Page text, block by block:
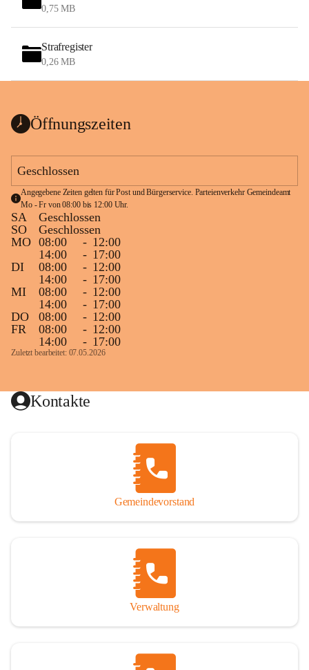
0,75 MB
Strafregister
0,26 MB
Öffnungszeiten
Geschlossen
Angegebene Zeiten gelten für Post und Bürgerservice. Parteienverkehr Gemeindeamt
Mo - Fr von 08:00 bis 12:00 Uhr.
SA
Geschlossen
SO
Geschlossen
MO 08:00 - 12:00
14:00
- 17:00
DI
08:00 - 12:00
14:00
- 17:00
MI
08:00 - 12:00
14:00
- 17:00
DO
08:00 - 12:00
FR
08:00 - 12:00
14:00
- 17:00
Zuletzt bearbeitet: 07.05.2026
Kontakte
Gemeindevorstand
Verwaltung